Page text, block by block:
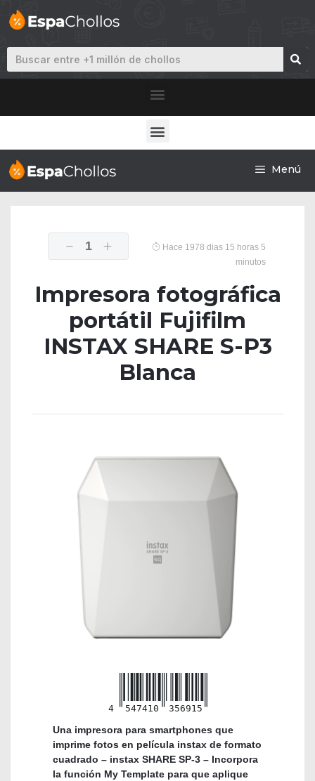
Menú
1
Hace 1978 dias 15 horas 5
minutos
Impresora fotográfica
portátil Fujifilm
INSTAX SHARE S-P3
Blanca
4 547410 356915
Una impresora para smartphones que
imprime fotos en película instax de formato
cuadrado – instax SHARE SP-3 – Incorpora
la función My Template para que aplique